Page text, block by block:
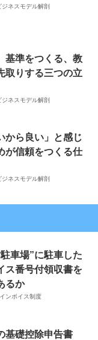
ジネスモデル解剖
基準をつくる、教
取りする三つの立
ジネスモデル解剖
から良い」と感じ
が信頼をつくる仕
ジネスモデル解剖
車場”に駐車した
ス番号付領収書を
るか
インボイス制度
基礎控除申告書